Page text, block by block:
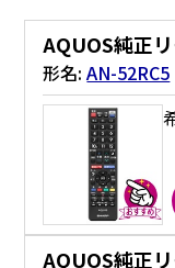
AQUOS純正
形名:AN-52RC5
AQUOS純正